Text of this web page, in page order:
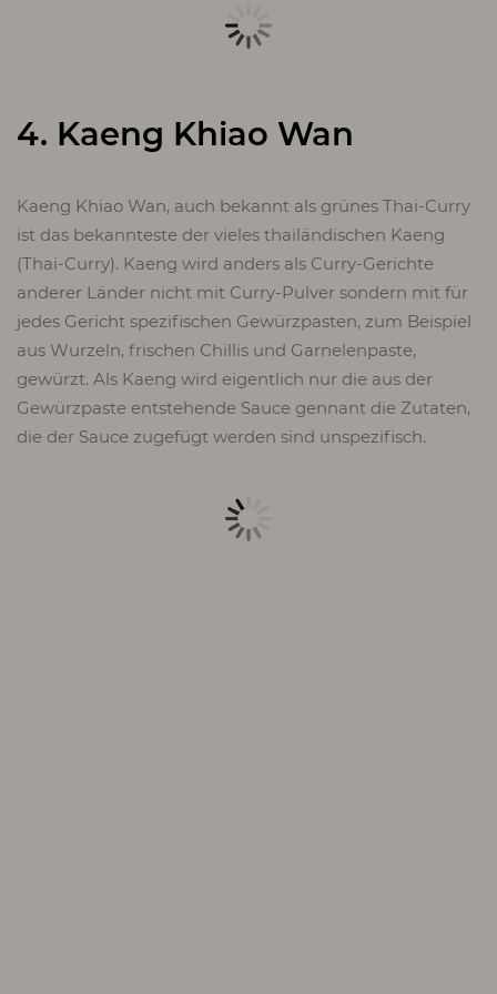
4. Kaeng Khiao Wan
Kaeng Khiao Wan, auch bekannt als grünes Thai-Curry
ist das bekannteste der vieles thailändischen Kaeng
(Thai-Curry). Kaeng wird anders als Curry-Gerichte
anderer Länder nicht mit Curry-Pulver sondern mit für
jedes Gericht spezifischen Gewürzpasten, zum Beispiel
aus Wurzeln, frischen Chillis und Garnelenpaste,
gewürzt. Als Kaeng wird eigentlich nur die aus der
Gewürzpaste entstehende Sauce gennant die Zutaten,
die der Sauce zugefügt werden sind unspezifisch.